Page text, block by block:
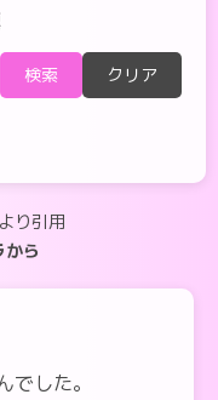
検索 クリア
り引用
から
でした。